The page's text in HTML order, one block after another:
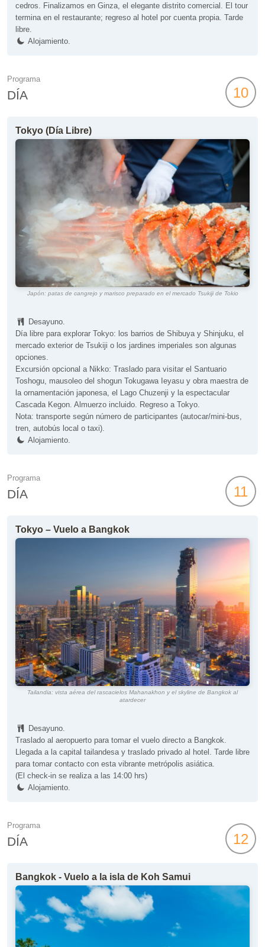
cedros. Finalizamos en Ginza, el elegante distrito comercial. El tour
termina en el restaurante; regreso al hotel por cuenta propia. Tarde
libre.
Alojamiento.
Programa
DÍA 10
Tokyo (Día Libre)
Japón: patas de cangrejo y marisco preparado en el mercado Tsukiji de Tokio
Desayuno.
Día libre para explorar Tokyo: los barrios de Shibuya y Shinjuku, el
mercado exterior de Tsukiji o los jardines imperiales son algunas
opciones.
Excursión opcional a Nikko: Traslado para visitar el Santuario
Toshogu, mausoleo del shogun Tokugawa Ieyasu y obra maestra de
la ornamentación japonesa, el Lago Chuzenji y la espectacular
Cascada Kegon. Almuerzo incluido. Regreso a Tokyo.
Nota: transporte según número de participantes (autocar/mini-bus,
tren, autobús local o taxi).
Alojamiento.
Programa
DÍA 11
Tokyo – Vuelo a Bangkok
Tailandia: vista aérea del rascacielos Mahanakhon y el skyline de Bangkok al
atardecer
Desayuno.
Traslado al aeropuerto para tomar el vuelo directo a Bangkok.
Llegada a la capital tailandesa y traslado privado al hotel. Tarde libre
para tomar contacto con esta vibrante metrópolis asiática.
(El check-in se realiza a las 14:00 hrs)
Alojamiento.
Programa
DÍA 12
Bangkok - Vuelo a la isla de Koh Samui